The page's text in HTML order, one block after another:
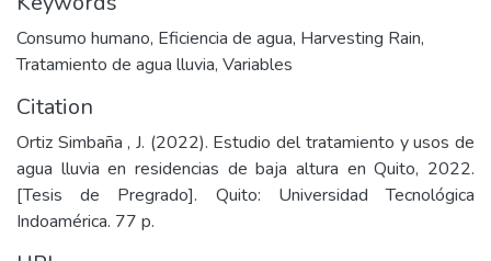
Consumo humano, Eficiencia de agua, Harvesting Rain,
Tratamiento de agua lluvia, Variables
Citation
Ortiz Simbaña , J. (2022). Estudio del tratamiento y usos de
agua lluvia en residencias de baja altura en Quito, 2022.
[Tesis de Pregrado]. Quito: Universidad Tecnológica
Indoamérica. 77 p.